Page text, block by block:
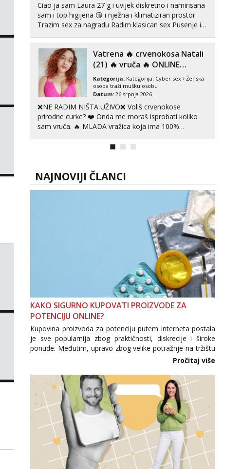
Ciao ja sam Laura 27 g i uvijek diskretno i namirisana
sam i top higijena 😘 i nježna i klimatiziran prostor
Trazim sex za nagradu Radim klasican sex Pusenje i
neljubim se Wha...Vatrena ‎️‍🔥 crvenokosa Natali
(21) ‎️‍🔥 vruča‎ ️‍🔥 ONLINE
ZABAVA
Kategorija: Kategorija: Cyber sex
Ženska
osoba traži mušku osobu
Datum: 26.srpnja 2026.
❌NE RADIM NIŠTA UŽIVO❌ Voliš crvenokose
prirodne curke? ❤️ Onda me moraš isprobati koliko
sam vruča.‎ ️‍🔥 MLADA vražica koja ima 100%
NAJNOVIJI ČLANCI
KAKO SIGURNO KUPOVATI PROIZVODE ZA
POTENCIJU ONLINE?
Kupovina proizvoda za potenciju putem interneta postala
je sve popularnija zbog praktičnosti, diskrecije i široke
ponude. Međutim, upravo zbog velike potražnje na tržištu
se pojavljuju i brojni krivotvoreni proizvodi, nepouzdane
internetske trgovine te proizvodi nepoznatog podrijetla. ...
Pročitaj više